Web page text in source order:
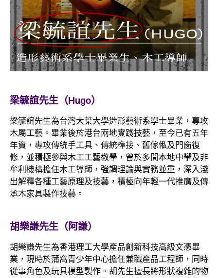
梁毓誼先生（Hugo）
梁毓誼先生為台灣大葉大學造形藝術系學士畢業，專攻
木屬工藝。畢業後於港台兩地實踐技藝，至今已有五年
年資，專攻傳統手工具、傳統榫接、舊傢俬及門窗復
修，並積極參與木工工藝教學，曾於多間本地中學及非
牟利機構擔任木工導師，強調理論與實務並重，深入淺
出解釋各種工藝原理及技藝，積極向年輕一代推廣及傳
承木家具製作技藝。
胡樂謙先生（阿謙）
胡樂謙先生為香港理工大學產品創新科技高級文憑畢
業，現時於蒲窩青少年中心擔任兼職產品工程師，同時
從事角色及玩具模型製作。胡先生擅長將形狀複雜的物